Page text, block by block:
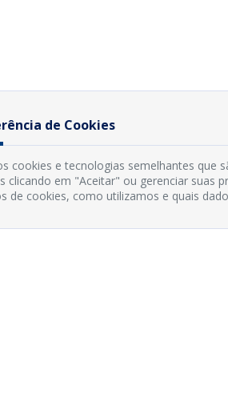
de Cookies
cookies e tecnologias semelhantes que
clicando em "Aceitar" ou gerenciar suas
de cookies, como utilizamos e quais